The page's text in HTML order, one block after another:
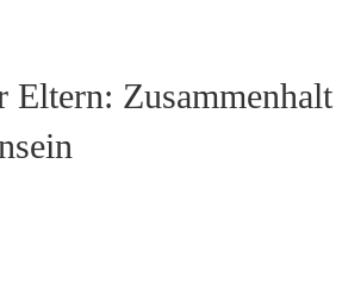
Eltern: Zusammenhalt